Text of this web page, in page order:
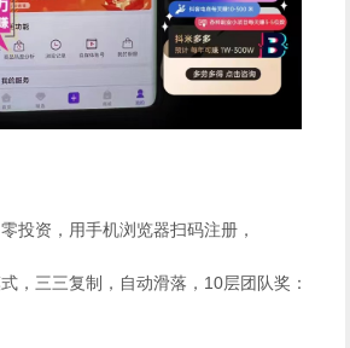
投资，用手机浏览器扫码注册，
，三三复制，自动滑落，10层团队奖：